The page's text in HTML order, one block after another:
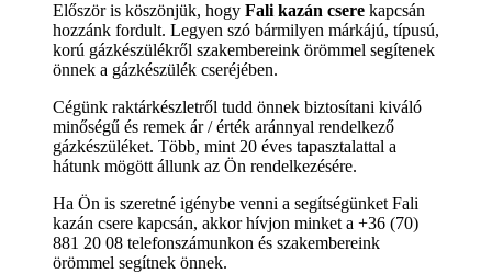
Először is köszönjük, hogy Fali kazán csere kapcsán
hozzánk fordult. Legyen szó bármilyen márkájú, típusú,
korú gázkészülékről szakembereink örömmel segítenek
önnek a gázkészülék cseréjében.
Cégünk raktárkészletről tudd önnek biztosítani kiváló
minőségű és remek ár / érték aránnyal rendelkező
gázkészüléket. Több, mint 20 éves tapasztalattal a
hátunk mögött állunk az Ön rendelkezésére.
Ha Ön is szeretné igénybe venni a segítségünket Fali
kazán csere kapcsán, akkor hívjon minket a +36 (70)
881 20 08 telefonszámunkon és szakembereink
örömmel segítnek önnek.